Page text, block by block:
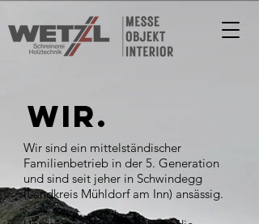
WIR.
Wir sind ein mittelständischer
Familienbetrieb in der 5. Generation
und sind seit jeher in Schwindegg
(Landkreis Mühldorf am Inn) ansässig.